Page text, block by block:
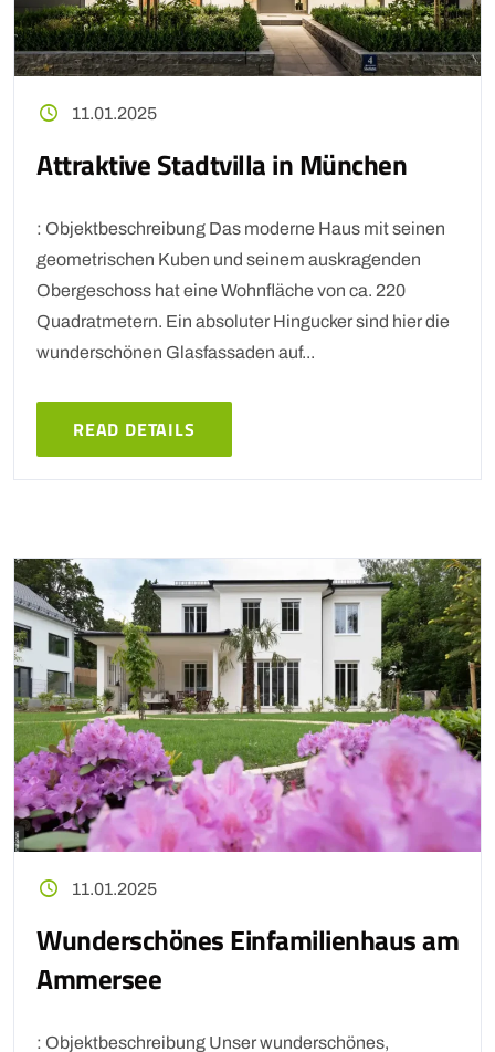
11.01.2025
Attraktive Stadtvilla in München
: Objektbeschreibung Das moderne Haus mit seinen
geometrischen Kuben und seinem auskragenden
Obergeschoss hat eine Wohnfläche von ca. 220
Quadratmetern. Ein absoluter Hingucker sind hier die
wunderschönen Glasfassaden auf...
READ DETAILS
11.01.2025
Wunderschönes Einfamilienhaus am
Ammersee
: Objektbeschreibung Unser wunderschönes,